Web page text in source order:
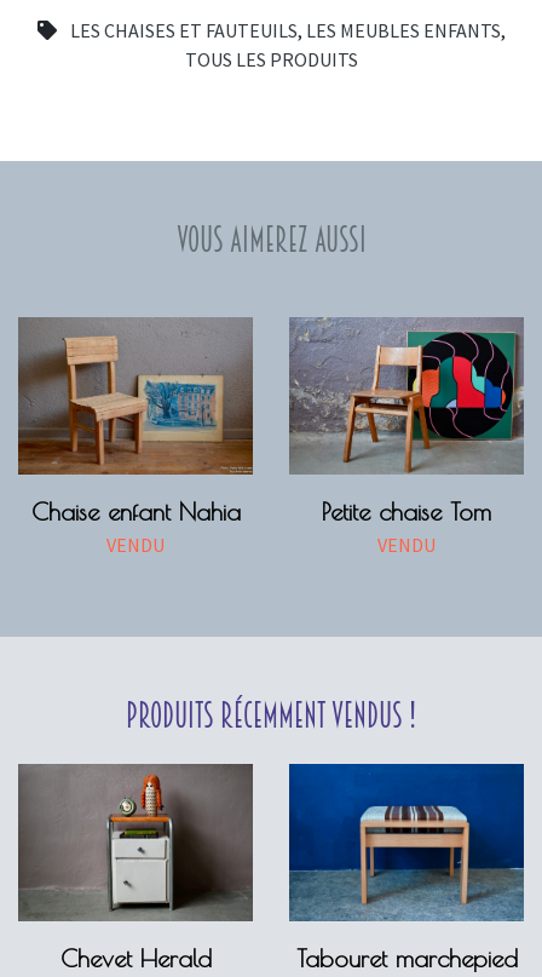
LES CHAISES ET FAUTEUILS, LES MEUBLES ENFANTS,
TOUS LES PRODUITS
Vous aimerez aussi
Chaise enfant Nahia
VENDU
Petite chaise Tom
VENDU
Produits récemment vendus !
Chevet Herald
Tabouret marchepied